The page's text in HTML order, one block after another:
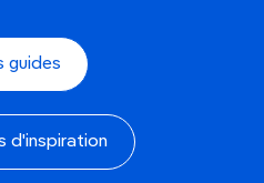
guides
d'inspiration